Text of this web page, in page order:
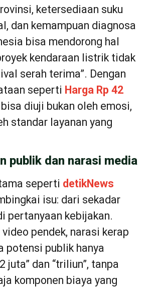
ketersediaan suku
dan kemampuan diagnosa
bisa mendorong hal
kendaraan listrik tidak
serah terima”. Dengan
seperti Harga Rp 42
bisa diuji bukan oleh emosi,
standar layanan yang
publik dan narasi media
seperti detikNews
isu: dari sekadar
pertanyaan kebijakan.
pendek, narasi kerap
potensi publik hanya
juta” dan “triliun”, tanpa
komponen biaya yang